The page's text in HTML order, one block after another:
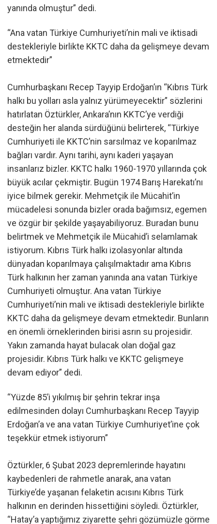
yanında olmuştur” dedi.
“Ana vatan Türkiye Cumhuriyeti’nin mali ve iktisadi
destekleriyle birlikte KKTC daha da gelişmeye devam
etmektedir”
Cumhurbaşkanı Recep Tayyip Erdoğan’ın “Kıbrıs Türk
halkı bu yolları asla yalnız yürümeyecektir” sözlerini
hatırlatan Öztürkler, Ankara’nın KKTC’ye verdiği
desteğin her alanda sürdüğünü belirterek, “Türkiye
Cumhuriyeti ile KKTC’nin sarsılmaz ve koparılmaz
bağları vardır. Aynı tarihi, aynı kaderi yaşayan
insanlarız bizler. KKTC halkı 1960-1970 yıllarında çok
büyük acılar çekmiştir. Bugün 1974 Barış Harekatı’nı
iyice bilmek gerekir. Mehmetçik ile Mücahit’in
mücadelesi sonunda bizler orada bağımsız, egemen
ve özgür bir şekilde yaşayabiliyoruz. Buradan bunu
belirtmek ve Mehmetçik ile Mücahid’i selamlamak
istiyorum. Kıbrıs Türk halkı izolasyonlar altında
dünyadan koparılmaya çalışılmaktadır ama Kıbrıs
Türk halkının her zaman yanında ana vatan Türkiye
Cumhuriyeti olmuştur. Ana vatan Türkiye
Cumhuriyeti’nin mali ve iktisadi destekleriyle birlikte
KKTC daha da gelişmeye devam etmektedir. Bunların
en önemli örneklerinden birisi asrın su projesidir.
Yakın zamanda hayat bulacak olan doğal gaz
projesidir. Kıbrıs Türk halkı ve KKTC gelişmeye
devam ediyor” dedi.
“Yüzde 85’i yıkılmış bir şehrin tekrar inşa
edilmesinden dolayı Cumhurbaşkanı Recep Tayyip
Erdoğan’a ve ana vatan Türkiye Cumhuriyet’ine çok
teşekkür etmek istiyorum”
Öztürkler, 6 Şubat 2023 depremlerinde hayatını
kaybedenleri de rahmetle anarak, ana vatan
Türkiye’de yaşanan felaketin acısını Kıbrıs Türk
halkının en derinden hissettiğini söyledi. Öztürkler,
“Hatay’a yaptığımız ziyarette şehri gözümüzle görme